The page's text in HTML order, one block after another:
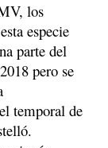
los
especie
parte del
pero se
temporal de